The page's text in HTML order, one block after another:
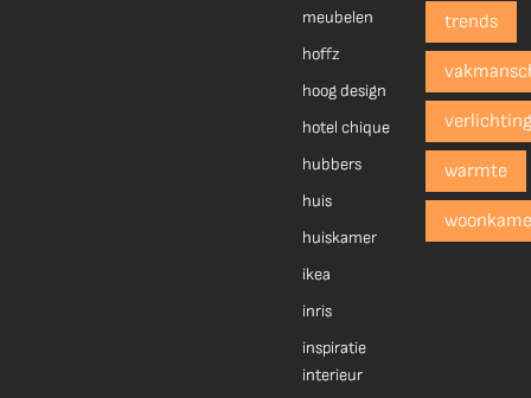
meubelen
hoffz
hoog design
hotel chique
hubbers
huis
huiskamer
ikea
inris
inspiratie
interieur
trends
warmte